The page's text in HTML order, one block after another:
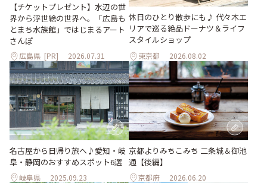
【チケットプレゼント】水辺の世
界から浮世絵の世界へ。「広島も
とまち水族館」ではじまるアート
さんぽ
広島県 [PR] 2026.07.31
休日のひとり散歩にも♪ 代々木エ
リアで巡る絶品ドーナツ＆ライフ
スタイルショップ
東京都 2026.08.02
名古屋から日帰り旅へ♪愛知・岐
阜・静岡のおすすめスポット6選
岐阜県 2025.09.23
京都よりみちこみち 二条城＆御池
通【後編】
京都府 2026.06.20